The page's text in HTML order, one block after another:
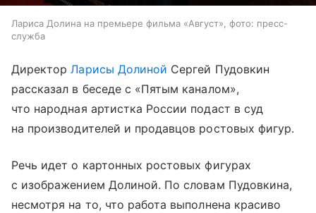
Лариса Долина на премьере фильма «Август», фото: пресс-
служба
ДиректорЛарисы Долиной Сергей Пудовкин
рассказал в беседе с «Пятым каналом»,
что народная артистка России подаст в суд
на производителей и продавцов ростовых фигур.
Речь идет о картонных ростовых фигурах
с изображением Долиной. По словам Пудовкина,
несмотря на то, что работа выполнена красиво